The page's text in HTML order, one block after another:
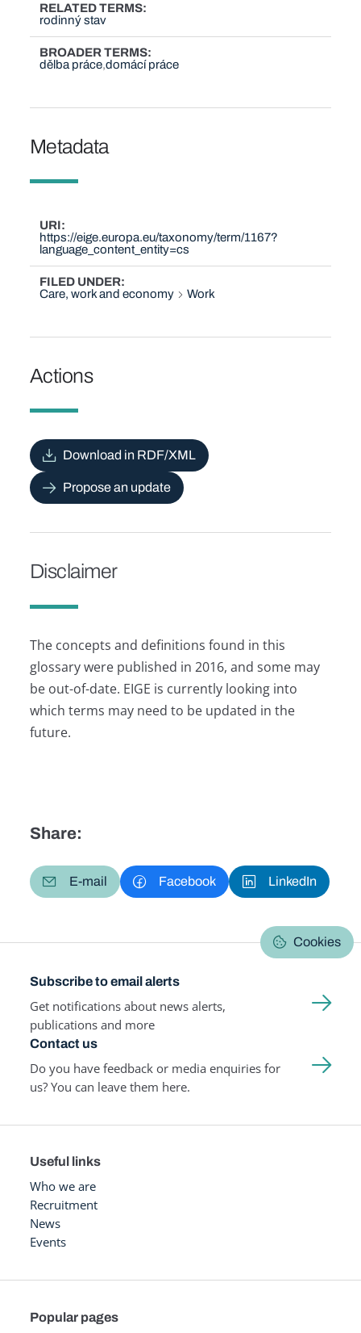
RELATED TERMS
rodinný stav
BROADER TERMS
dělba práce domácí práce
Metadata
URI
https://eige.europa.eu/taxonomy/term/1167?
language_content_entity=cs
FILED UNDER
Care, work and economy
Work
Actions
Download in RDF/XML
Propose an update
Disclaimer
The concepts and definitions found in this
glossary were published in 2016, and some may
be out-of-date. EIGE is currently looking into
which terms may need to be updated in the
future.
Share:
E-mail Facebook LinkedIn
Cookies
Subscribe to email alerts
Get notifications about news alerts,
publications and more
Contact us
Do you have feedback or media enquiries for
us? You can leave them here.
Useful links
Who we are
Recruitment
News
Events
Popular pages